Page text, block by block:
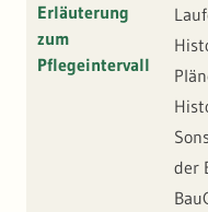
Hinweis: Die
des Landkreistags
03.06.2008 beschlossen.
Erläuterung
zum
Pflegeintervall
der